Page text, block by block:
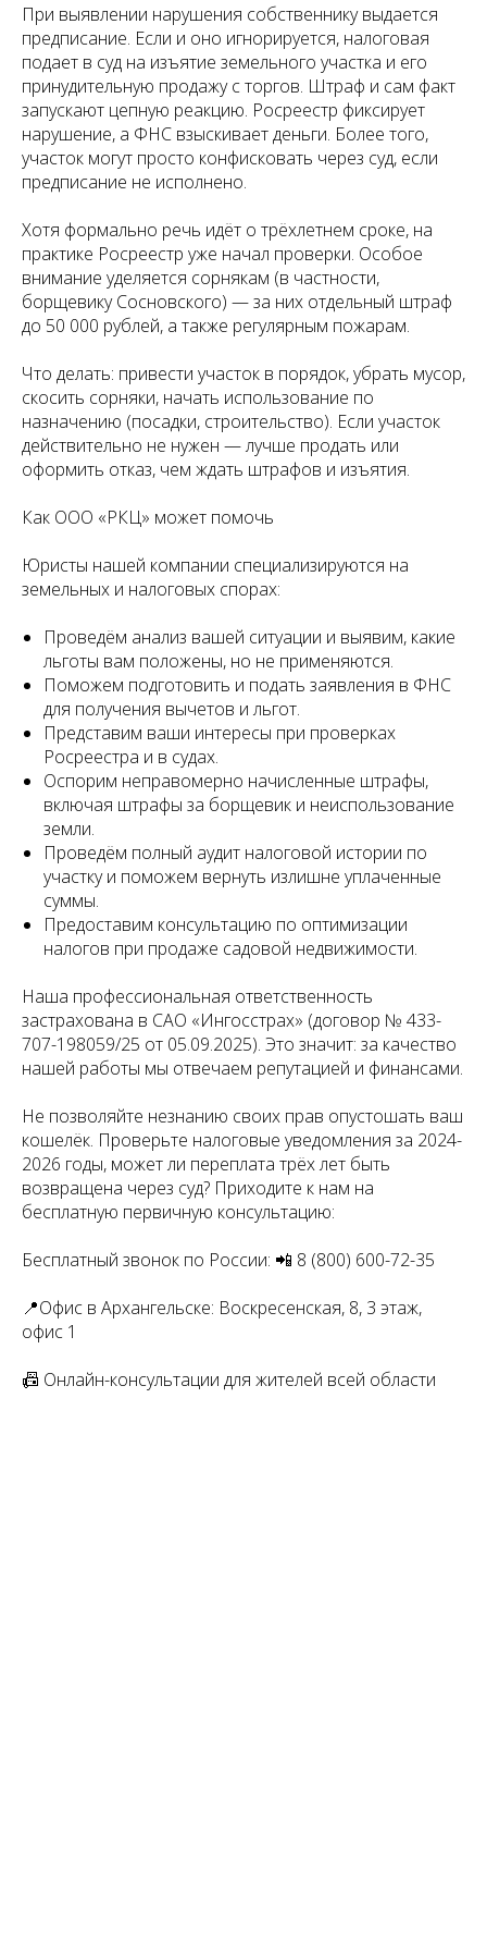
При выявлении нарушения собственнику выдается
предписание. Если и оно игнорируется, налоговая
подает в суд на изъятие земельного участка и его
принудительную продажу с торгов. Штраф и сам факт
запускают цепную реакцию. Росреестр фиксирует
нарушение, а ФНС взыскивает деньги. Более того,
участок могут просто конфисковать через суд, если
предписание не исполнено.
Хотя формально речь идёт о трёхлетнем сроке, на
практике Росреестр уже начал проверки. Особое
внимание уделяется сорнякам (в частности,
борщевику Сосновского) — за них отдельный штраф
до 50 000 рублей, а также регулярным пожарам.
Что делать: привести участок в порядок, убрать мусор,
скосить сорняки, начать использование по
назначению (посадки, строительство). Если участок
действительно не нужен — лучше продать или
оформить отказ, чем ждать штрафов и изъятия.
Как ООО «РКЦ» может помочь
Юристы нашей компании специализируются на
земельных и налоговых спорах:
Проведём анализ вашей ситуации и выявим, какие
льготы вам положены, но не применяются.
Поможем подготовить и подать заявления в ФНС
для получения вычетов и льгот.
Представим ваши интересы при проверках
Росреестра и в судах.
Оспорим неправомерно начисленные штрафы,
включая штрафы за борщевик и неиспользование
земли.
Проведём полный аудит налоговой истории по
участку и поможем вернуть излишне уплаченные
суммы.
Предоставим консультацию по оптимизации
налогов при продаже садовой недвижимости.
Наша профессиональная ответственность
застрахована в САО «Ингосстрах» (договор № 433-
707-198059/25 от 05.09.2025). Это значит: за качество
нашей работы мы отвечаем репутацией и финансами.
Не позволяйте незнанию своих прав опустошать ваш
кошелёк. Проверьте налоговые уведомления за 2024-
2026 годы, может ли переплата трёх лет быть
возвращена через суд? Приходите к нам на
бесплатную первичную консультацию:
Бесплатный звонок по России: 📲 8 (800) 600-72-35
📍Офис в Архангельске: Воскресенская, 8, 3 этаж,
офис 1
📠 Онлайн-консультации для жителей всей области